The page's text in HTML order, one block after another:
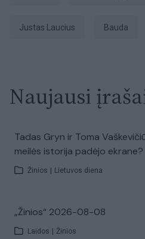
Justas Laucius Bauda
Naujausi
Tadas Gryn ir Toma
meilės istorija padėjo ekrane?
Žinios Lietuvos diena
„Žinios“ 2026-08-08
Laidos Žinios